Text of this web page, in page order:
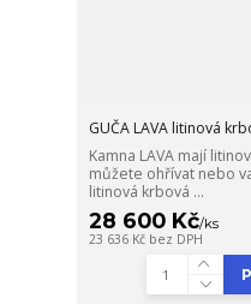
GUČA LAVA litinová
Kamna LAVA mají
můžete ohřívat nebo
litinová krbová ...
28 600 Kč/ks
23 636 Kč bez DPH